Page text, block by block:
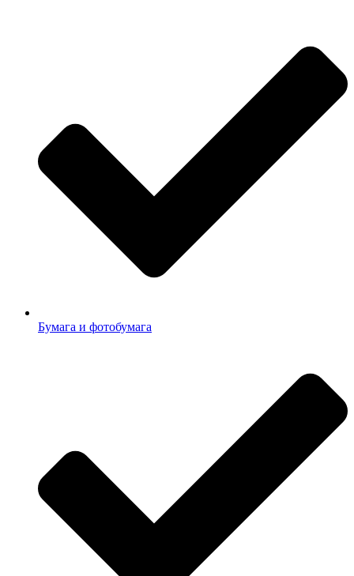
Бумага и фотобумага